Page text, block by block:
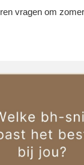
vragen om